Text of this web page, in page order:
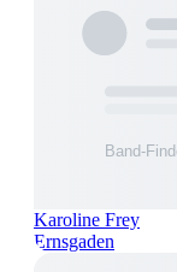
Karoline Frey
Ernsgaden